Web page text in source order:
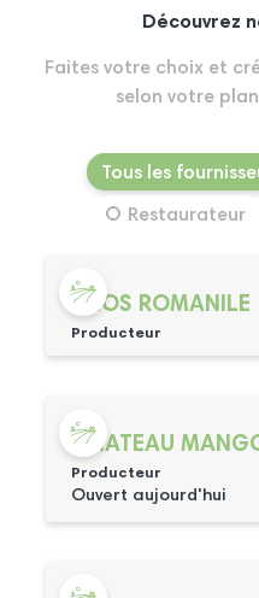
Découvrez
Faites votre choix et
selon votre
Tous les
Restaurateur
CLOS ROMANILE
Producteur
CHATEAU
Producteur
Ouvert aujourd'hui